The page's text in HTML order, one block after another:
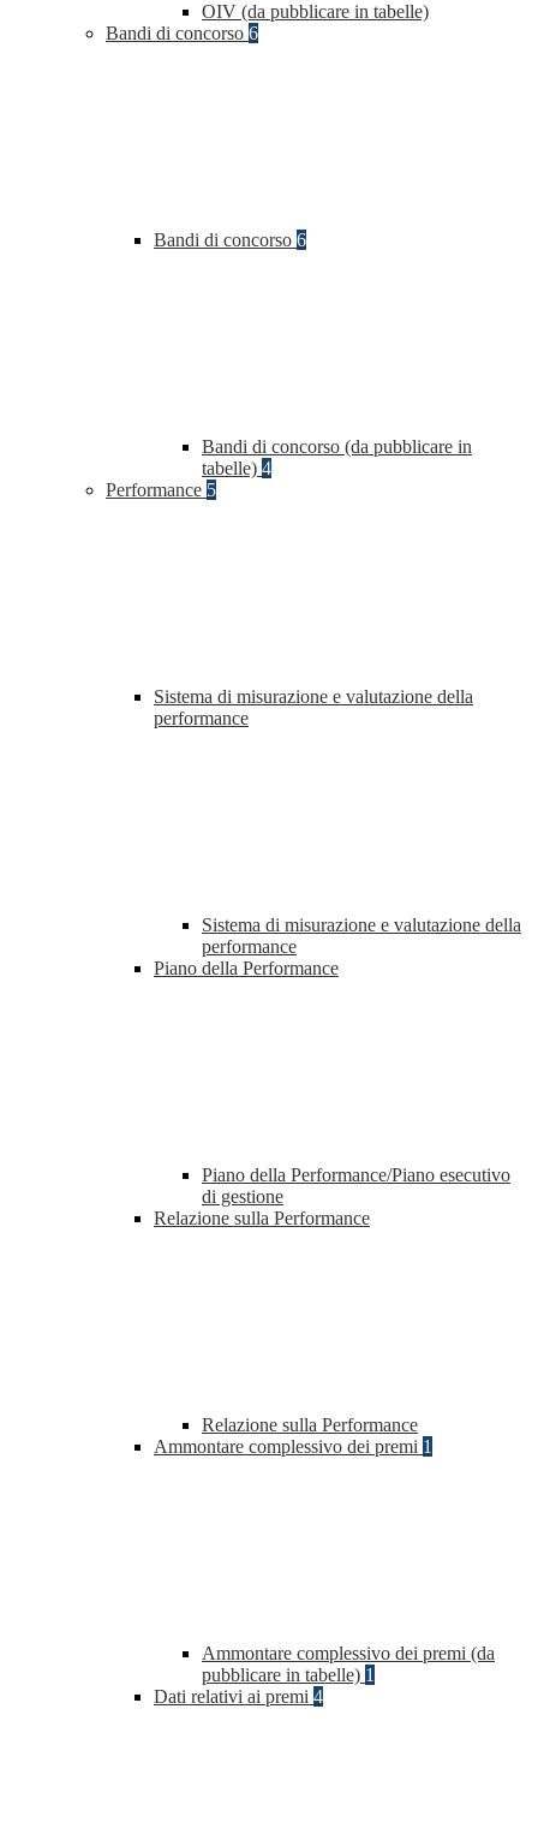
OIV (da pubblicare in tabelle)
Bandi di concorso 6
Bandi di concorso 6
Bandi di concorso (da pubblicare in
tabelle) 4
Performance 5
Sistema di misurazione e valutazione della
performance
Sistema di misurazione e valutazione della
performance
Piano della Performance
Piano della Performance/Piano esecutivo
di gestione
Relazione sulla Performance
Relazione sulla Performance
Ammontare complessivo dei premi 1
Ammontare complessivo dei premi (da
pubblicare in tabelle) 1
Dati relativi ai premi 4